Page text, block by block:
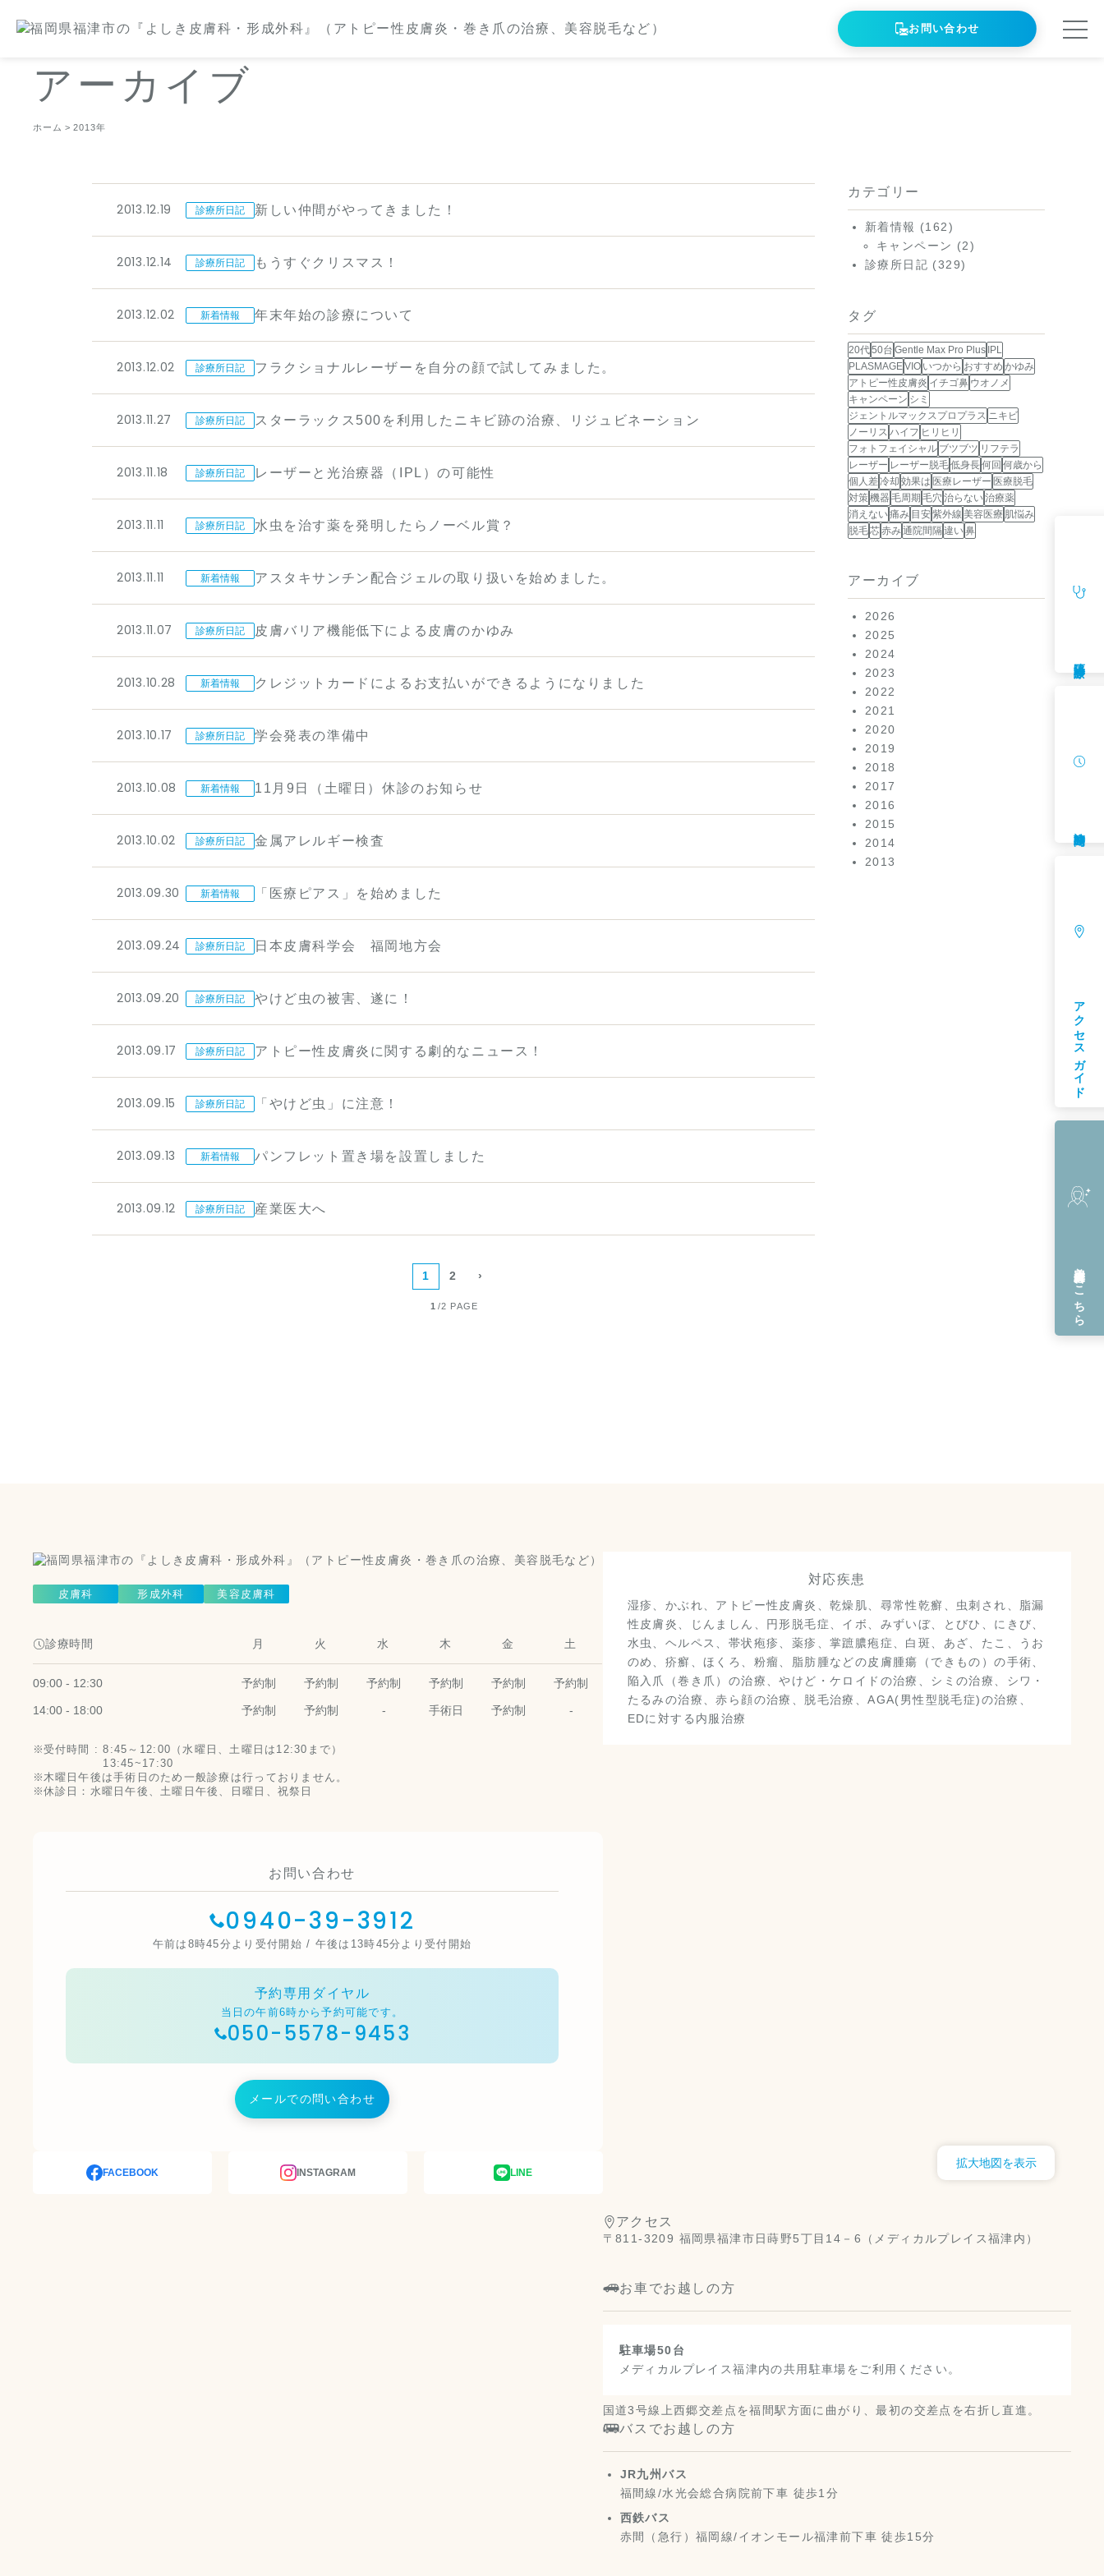
お問い合わせ
アーカイブ
ホーム 2013年
アクセスガイド
はこちら
2013.12.19 診療所日記 新しい仲間がやってきました！
2013.12.14 診療所日記 もうすぐクリスマス！
2013.12.02 新着情報 年末年始の診療について
2013.12.02 診療所日記 フラクショナルレーザーを自分の顔で試してみました。
2013.11.27 診療所日記 スターラックス500を利用したニキビ跡の治療、リジュビネーション
2013.11.18 診療所日記 レーザーと光治療器（IPL）の可能性
2013.11.11 診療所日記 水虫を治す薬を発明したらノーベル賞？
2013.11.11 新着情報 アスタキサンチン配合ジェルの取り扱いを始めました。
2013.11.07 診療所日記 皮膚バリア機能低下による皮膚のかゆみ
2013.10.28 新着情報 クレジットカードによるお支払いができるようになりました
2013.10.17 診療所日記 学会発表の準備中
2013.10.08 新着情報 11月9日（土曜日）休診のお知らせ
2013.10.02 診療所日記 金属アレルギー検査
2013.09.30 新着情報 「医療ピアス」を始めました
2013.09.24 診療所日記 日本皮膚科学会 福岡地方会
2013.09.20 診療所日記 やけど虫の被害、遂に！
2013.09.17 診療所日記 アトピー性皮膚炎に関する劇的なニュース！
2013.09.15 診療所日記 「やけど虫」に注意！
2013.09.13 新着情報 パンフレット置き場を設置しました
2013.09.12 診療所日記 産業医大へ
1 2 ›
1 /2 PAGE
カテゴリー
新着情報 (162)
キャンペーン (2)
診療所日記 (329)
タグ
20代50台 Gentle Max Pro Plus IPL
PLASMAGEVIO いつから おすすめ かゆみ
アトピー性皮膚炎 イチゴ鼻 ウオノメ
キャンペーン シミ
ジェントルマックスプロプラス ニキビ
ノーリス ハイフ ヒリヒリ
フォトフェイシャル ブツブツ リフテラ
レーザー レーザー脱毛低身長何回 何歳から
個人差冷却 効果は 医療レーザー 医療脱毛
対策機器 毛周期 毛穴 治らない治療薬
消えない痛み 目安紫外線 美容医療 肌悩み
脱毛芯赤み通院間隔 違い鼻
アーカイブ
2026
2025
2024
2023
2022
2021
2020
2019
2018
2017
2016
2015
2014
2013
皮膚科 形成外科 美容皮膚科
診療時間 月 火 水 木 金 土
09:00 - 12:30 予約制 予約制 予約制 予約制 予約制 予約制
14:00 - 18:00 予約制 予約制 - 手術日 予約制 -
受付時間 :8:45～12:00（水曜日、土曜日は12:30まで）
13:45~17:30
木曜日午後は手術日のため一般診療は行っておりません。
休診日：水曜日午後、土曜日午後、日曜日、祝祭日
お問い合わせ
0940-39-3912
午前は8時45分より受付開始 / 午後は13時45分より受付開始
予約専用ダイヤル
当日の午前6時から予約可能です。
050-5578-9453
メールでの問い合わせ
FACEBOOK INSTAGRAM LINE
対応疾患
湿疹、かぶれ、アトピー性皮膚炎、乾燥肌、尋常性乾癬、虫刺され、脂漏
性皮膚炎、じんましん、円形脱毛症、イボ、みずいぼ、とびひ、にきび、
水虫、ヘルペス、帯状疱疹、薬疹、掌蹠膿疱症、白斑、あざ、たこ、うお
のめ、疥癬、ほくろ、粉瘤、脂肪腫などの皮膚腫瘍（できもの）の手術、
陥入爪（巻き爪）の治療、やけど・ケロイドの治療、シミの治療、シワ・
たるみの治療、赤ら顔の治療、脱毛治療、AGA(男性型脱毛症)の治療、
EDに対する内服治療
拡大地図を表示
アクセス
〒811-3209 福岡県福津市日蒔野5丁目14－6（メディカルプレイス福津内）
お車でお越しの方
駐車場50台
メディカルプレイス福津内の共用駐車場をご利用ください。
国道3号線上西郷交差点を福間駅方面に曲がり、最初の交差点を右折し直進。
バスでお越しの方
JR九州バス
福間線/水光会総合病院前下車 徒歩1分
西鉄バス
赤間（急行）福岡線/イオンモール福津前下車 徒歩15分